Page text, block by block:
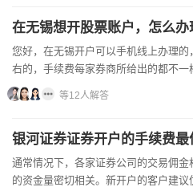
在无锡想开股票账户，怎么
您好，在无锡开户可以手机线上办理
右的，手续费每家券商所给出的都不
的，办理低佣账户不要直接通过证券公
等12人解答
银河证券证券开户的手续费最
通常情况下，各家证券公司的交易佣
的资金量密切相关。新开户的客户建